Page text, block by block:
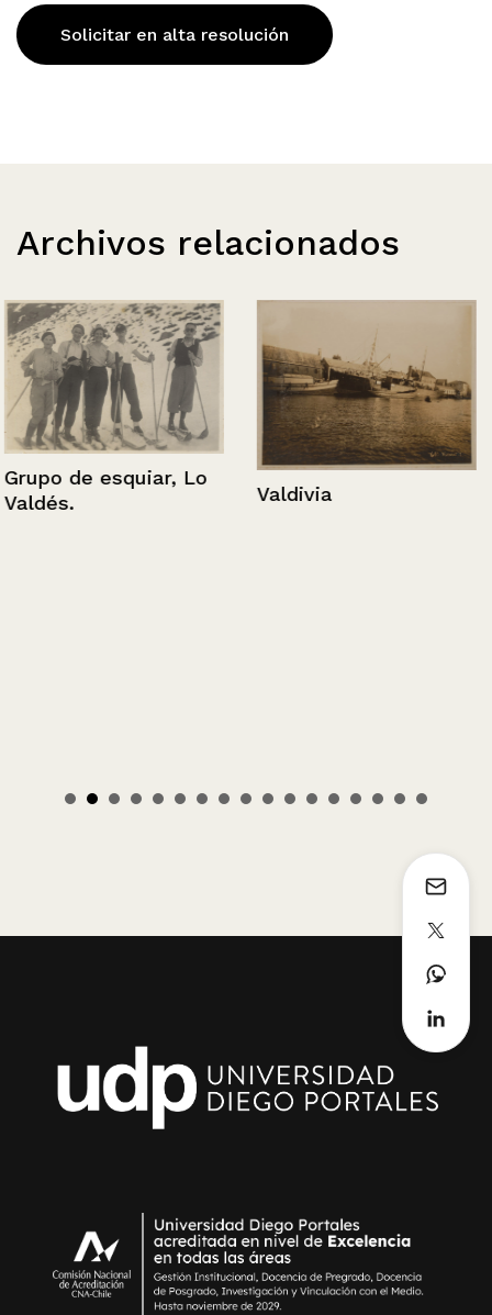
Solicitar en alta resolución
Archivos relacionados
Grupo de esquiar, Lo
Valdés.
Valdivia